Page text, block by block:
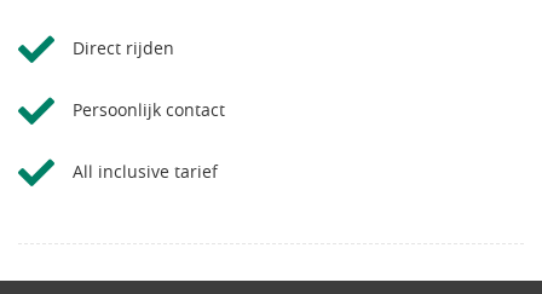
Direct rijden
Persoonlijk contact
All inclusive tarief